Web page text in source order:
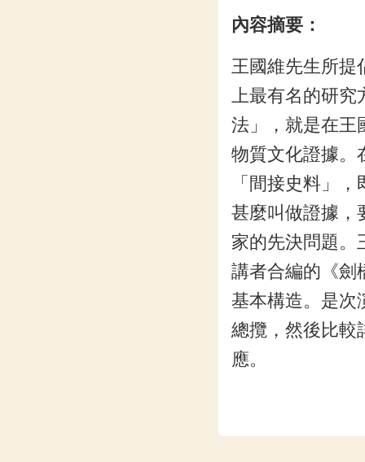
內容摘要：
王國維先生所提
上最有名的研究
法」，就是在王
物質文化證據。
「間接史料」
甚麼叫做證據，
家的先決問題。
講者合編的《劍
基本構造。是次
總攬，然後比較
應。